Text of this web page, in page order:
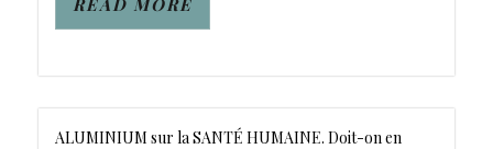
READ MORE
ALUMINIUM sur la SANTÉ HUMAINE. Doit-on en